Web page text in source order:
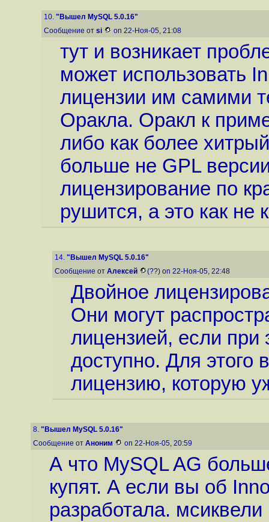
10. "Вышел MySQL 5.0.16"
Сообщение от si on 22-Ноя-05, 21:08
тут и возникает
может использовать
лицензии им самими
Оракла. Оракл к
либо как более
больше не GPL
лицензирование по
рушится, а это как не
14. "Вышел MySQL 5.0.16"
Сообщение от Алексей (??) on 22-Ноя-05, 22:48
Двойное
Они могут
лицензией, если
доступно. Для этого
лицензию, которую
8. "Вышел MySQL 5.0.16"
Сообщение от Аноним on 22-Ноя-05, 20:59
А что MySQL AG
купят. А если вы об
разработала.